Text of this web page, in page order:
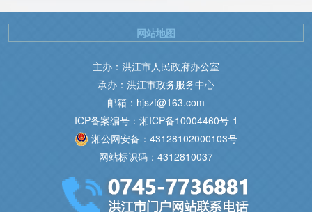
主办：洪江市人民政府办公室
承办：洪江市政务服务中心
邮箱：hjszf@163.com
ICP备案编号：湘ICP备10004460号-1
湘公网安备：43128102000103号
网站标识码：4312810037
网站地图